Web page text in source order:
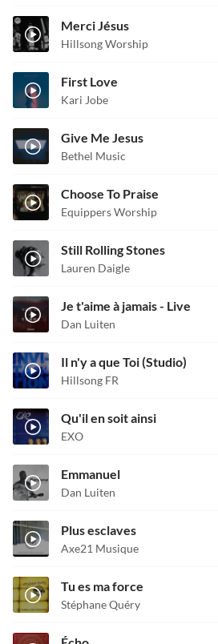
Merci Jésus
Hillsong Worship
First Love
Kari Jobe
Give Me Jesus
Bethel Music
Choose To Praise
Equippers Worship
Still Rolling Stones
Lauren Daigle
Je t'aime à jamais - Live
Dan Luiten
Il n'y a que Toi (Studio)
Hillsong FR
Qu'il en soit ainsi
EXO
Emmanuel
Dan Luiten
Plus esclaves
Axe21 Musique
Tu es ma force
Stéphane Quéry